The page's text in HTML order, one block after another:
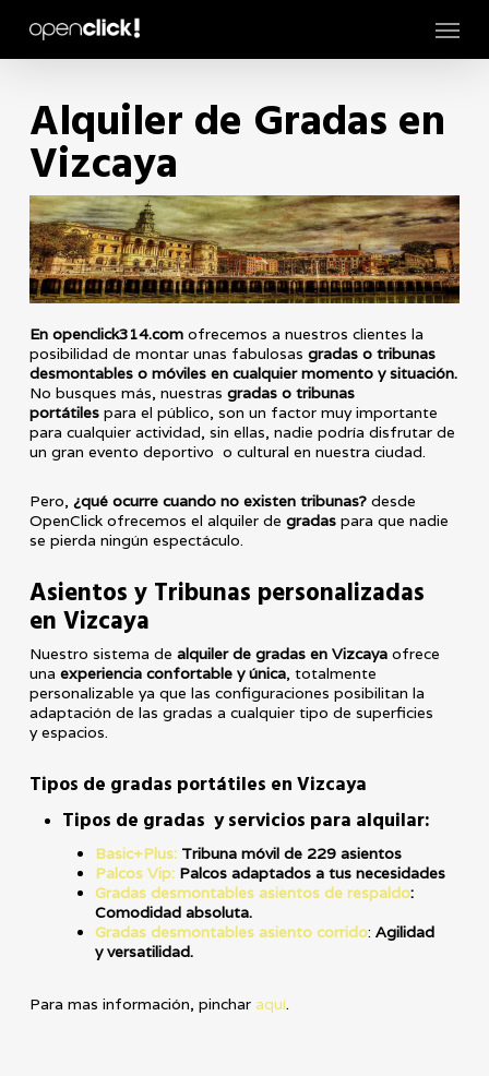
Menu
Alquiler de Gradas en
Vizcaya
En openclick314.com ofrecemos a nuestros clientes la
posibilidad de montar unas fabulosas gradas o tribunas
desmontables o móviles en cualquier momento y situación.
No busques más, nuestras gradas o tribunas
portátiles para el público, son un factor muy importante
para cualquier actividad, sin ellas, nadie podría disfrutar de
un gran evento deportivo o cultural en nuestra ciudad.
Pero, ¿qué ocurre cuando no existen tribunas? desde
OpenClick ofrecemos el alquiler de gradaspara que nadie
se pierda ningún espectáculo.
Asientos y Tribunas personalizadas
en Vizcaya
Nuestro sistema de alquiler de gradas en Vizcaya ofrece
una experiencia confortable y única, totalmente
personalizable ya que las configuraciones posibilitan la
adaptación de las gradas a cualquier tipo de superficies
y espacios.
Tipos de gradas portátiles en Vizcaya
Tipos de gradas y servicios para alquilar:
Basic+Plus:Tribuna móvil de 229 asientos
Palcos Vip:Palcos adaptados a tus necesidades
Gradas desmontables asientos de respaldo:
Comodidad absoluta.
Gradas desmontables asiento corrido: Agilidad
yversatilidad.
Para mas información, pinchar aquí.